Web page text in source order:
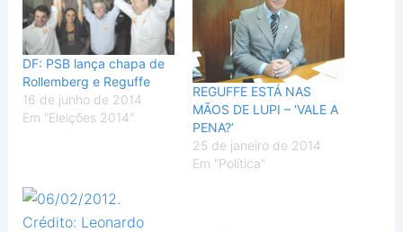
DF: PSB lança chapa de
Rollemberg e Reguffe
16 de junho de 2014
Em "Eleições 2014"
REGUFFE ESTÁ NAS
MÃOS DE LUPI – ‘VALE A
PENA?’
25 de janeiro de 2014
Em "Política"